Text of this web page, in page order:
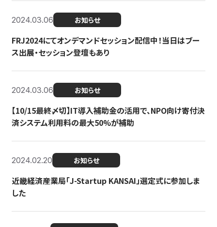
2024.03.06 お知らせ
FRJ2024にてオンデマンドセッション配信中！当日はブー
ス出展・セッション登壇もあり
2024.03.06 お知らせ
【10/15最終〆切】IT導入補助金の活用で、NPO向け寄付決
済システム利用料の最大50%が補助
2024.02.20 お知らせ
近畿経済産業局「J-Startup KANSAI」選定式に参加しま
した